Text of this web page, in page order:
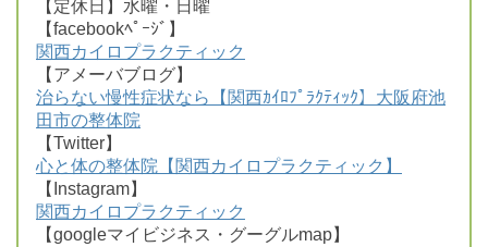
【定休日】水曜・日曜
【facebookﾍﾟｰｼﾞ】
関西カイロプラクティック
【アメーバブログ】
治らない慢性症状なら【関西ｶｲﾛﾌﾟﾗｸﾃｨｯｸ】大阪府池
田市の整体院
【Twitter】
心と体の整体院【関西カイロプラクティック】
【Instagram】
関西カイロプラクティック
【googleマイビジネス・グーグルmap】